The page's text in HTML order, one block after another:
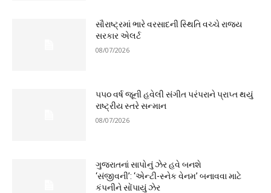
સૌરાષ્ટ્રમાં ભારે વરસાદની સ્થિતિ વચ્ચે રાજ્ય
સરકાર એલર્ટ
08/07/2026
૫૫૦ વર્ષ જૂની હવેલી સંગીત પરંપરાને પ્રાપ્ત થયું
રાષ્ટ્રીય સ્તરે સન્માન
08/07/2026
ગુજરાતનાં સાપોનું ઝેર હવે બનશે
‘સંજીવની’: ‘એન્ટી-સ્નેક વેનમ’ બનાવવા માટે
કંપનીને સોંપાયું ઝેર